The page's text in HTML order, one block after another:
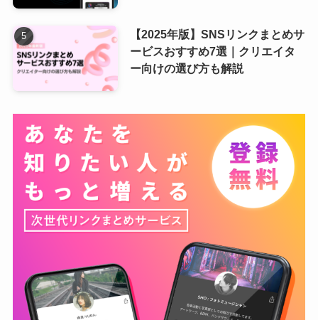
【2025年版】SNSリンクまとめサ
ービスおすすめ7選｜クリエイタ
ー向けの選び方も解説